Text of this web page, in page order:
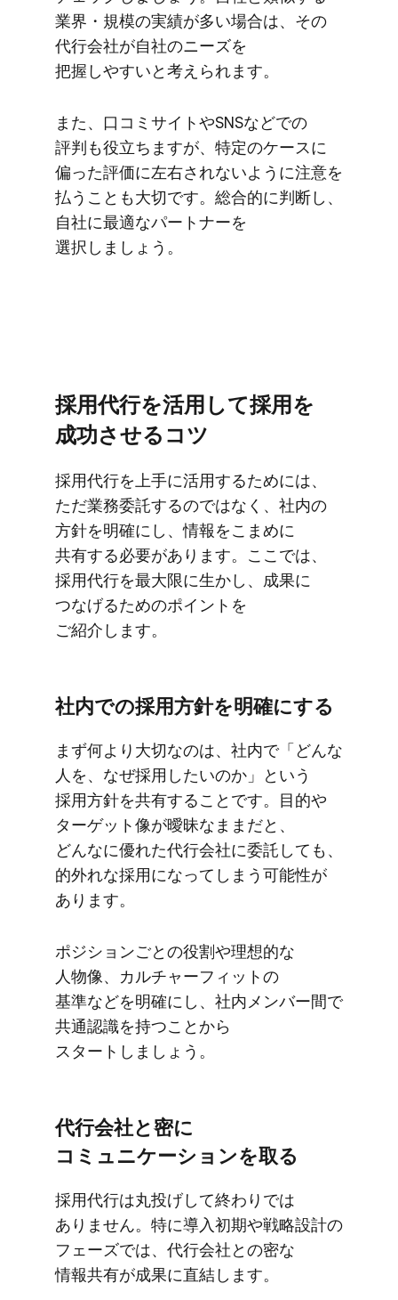
業界・規模の​実績が​多い​場合は、​その​
代行会社が​自社の​ニーズを​
把握しやすいと​考えられます。
また、​口コミサイトや​SNSなどでの​
評判も​役立ちますが、​特定の​ケースに​
偏った​評価に​左右されないように​注意を​
払うことも​大切です。​総合的に​判断し、​
自社に​最適な​パートナーを​
選択しましょう。
採用代行を​活用して​採用を​
成功させる​コツ
採用代行を​上手に​活用する​ためには、​
ただ業務委託するのではなく、​社内の​
方針を​明確にし、​情報を​こまめに​
共有する​必要が​あります。​ここでは、​
採用代行を​最大限に​生かし、​成果に​
つなげる​ための​ポイントを​
ご紹介します。
社内での​採用方​針を​明確に​する
まず​何より​大切なのは、​社内で​「どんな​
人を、なぜ​採用したいのか」と​いう​
採用方​針を​共有する​ことです。​目的や​
ターゲット像が​曖昧なままだと、​
どんなに​優れた​代行会社に​委託しても、​
的外れな​採用に​なってしまう​可能性が​
あります。
ポジションごとの​役割や​理想的な​
人物像、​カルチャーフィットの​
基準などを​明確にし、​社内メンバー間で​
共通認識を​持つことから​
スタートしましょう。
代行会社と​密に​
コミュニケーションを​取る
採用代行は​丸投げして​終わりでは​
ありません。​特に​導入初期や​戦略設計の​
フェーズでは、​代行会社との​密な​
情報共有が​成果に​直結します。